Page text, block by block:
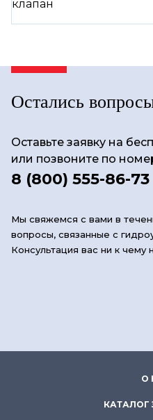
Остались
Оставьте заявку на
или позвоните по
8 (800) 555-86-73
Мы свяжемся с вами в
вопросы, связанные с
Консультация вас ни к чему
О
КАТАЛОГ